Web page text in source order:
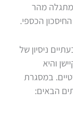
מתגלה מהר
הכספי.
ניסיון של
והיא
במסגרת
הבאים: